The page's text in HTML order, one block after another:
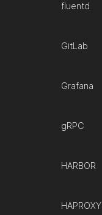
fluentd
GitLab
Grafana
gRPC
HARBOR
HAPROXY